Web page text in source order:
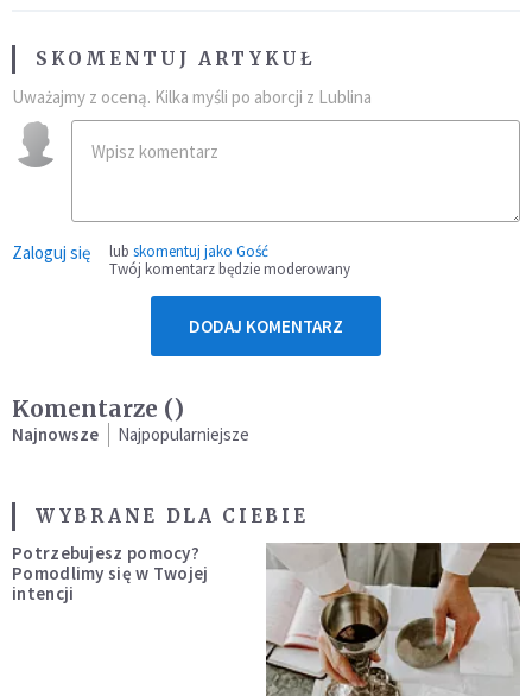
SKOMENTUJ ARTYKUŁ
Uważajmy z oceną. Kilka myśli po aborcji z Lublina
Zaloguj się lub skomentuj jako Gość
Twój komentarz będzie moderowany
DODAJ KOMENTARZ
Komentarze ()
Najnowsze Najpopularniejsze
WYBRANE DLA CIEBIE
Potrzebujesz pomocy?
Pomodlimy się w Twojej
intencji